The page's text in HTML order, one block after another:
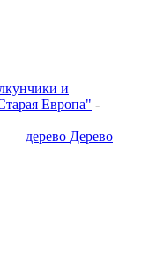
и
Европа" -
дерево Дерево